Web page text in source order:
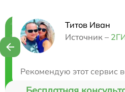
Титов Иван
Источник –
Рекомендую этот сервис
Нужна